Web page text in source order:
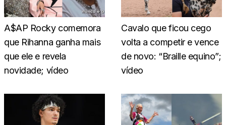
A$AP Rocky comemora
que Rihanna ganha mais
que ele e revela
novidade; vídeo
Cavalo que ficou cego
volta a competir e vence
de novo: “Braille equino”;
vídeo